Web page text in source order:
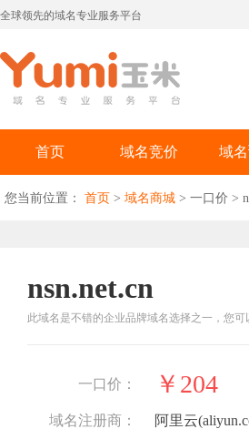
全球领先的域名专业服务平台
首页 域名竞价 域
您当前位置： 首页 > 域名商城 > 一口价 >
nsn.net.cn
此域名是不错的企业品牌域名选择之一，您可
一口价： ￥204
域名注册商： 阿里云